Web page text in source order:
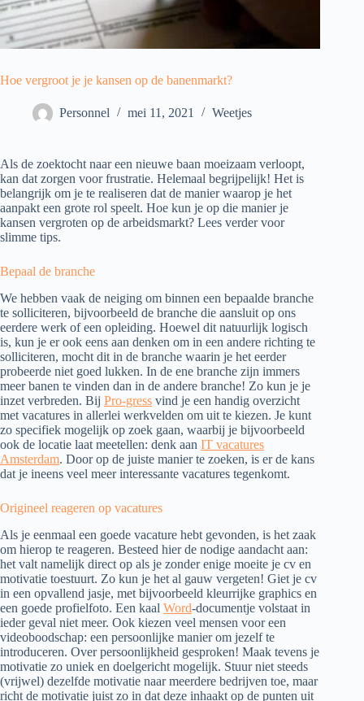
Hoe vergroot je je kansen op de banenmarkt?
Personnel mei 11, 2021 Weetjes
Als de zoektocht naar een nieuwe baan moeizaam verloopt,
kan dat zorgen voor frustratie. Helemaal begrijpelijk! Het is
belangrijk om je te realiseren dat de manier waarop je het
aanpakt een grote rol speelt. Hoe kun je op die manier je
kansen vergroten op de arbeidsmarkt? Lees verder voor
slimme tips.
Bepaal de branche
We hebben vaak de neiging om binnen een bepaalde branche
te solliciteren, bijvoorbeeld de branche die aansluit op ons
eerdere werk of een opleiding. Hoewel dit natuurlijk logisch
is, kun je er ook eens aan denken om in een andere richting te
solliciteren, mocht dit in de branche waarin je het eerder
probeerde niet goed lukken. In de ene branche zijn immers
meer banen te vinden dan in de andere branche! Zo kun je je
inzet verbreden. Bij Pro-gress vind je een handig overzicht
met vacatures in allerlei werkvelden om uit te kiezen. Je kunt
zo specifiek mogelijk op zoek gaan, waarbij je bijvoorbeeld
ook de locatie laat meetellen: denk aan IT vacatures
Amsterdam. Door op de juiste manier te zoeken, is er de kans
dat je ineens veel meer interessante vacatures tegenkomt.
Origineel reageren op vacatures
Als je eenmaal een goede vacature hebt gevonden, is het zaak
om hierop te reageren. Besteed hier de nodige aandacht aan:
het valt namelijk direct op als je zonder enige moeite je cv en
motivatie toestuurt. Zo kun je het al gauw vergeten! Giet je cv
in een opvallend jasje, met bijvoorbeeld kleurrijke graphics en
een goede profielfoto. Een kaal Word-documentje volstaat in
ieder geval niet meer. Ook kiezen veel mensen voor een
videoboodschap: een persoonlijke manier om jezelf te
introduceren. Over persoonlijkheid gesproken! Maak tevens je
motivatie zo uniek en doelgericht mogelijk. Stuur niet steeds
(vrijwel) dezelfde motivatie naar meerdere bedrijven toe, maar
richt de motivatie juist zo in dat deze inhaakt op de punten uit